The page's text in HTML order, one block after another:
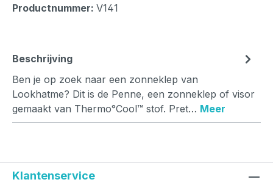
Productnummer: V141
Beschrijving
Ben je op zoek naar een zonneklep van
Lookhatme? Dit is de Penne, een zonneklep of visor
gemaakt van Thermo°Cool™ stof. Pret… Meer
Klantenservice